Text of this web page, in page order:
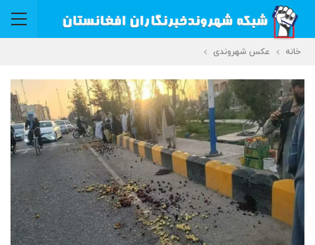
خانه عکس شهروندی